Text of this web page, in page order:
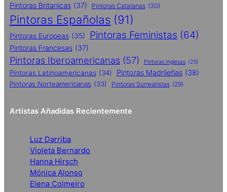
Pintoras Britanicas (37) Pintoras Catalanas (30)
Pintoras Españolas (91)
Pintoras Europeas (35) Pintoras Feministas (64)
Pintoras Francesas (37)
Pintoras Iberoamericanas (57) Pintoras Inglesas (25)
Pintoras Latinoamericanas (34) Pintoras Madrileñas (38)
Pintoras Norteamericanas (33) Pintoras Surrealistas (29)
Artistas Añadidas Recientemente
Luz Darriba
Violeta Bernardo
Hanna Hirsch
Mónica Alonso
Elena Colmeiro